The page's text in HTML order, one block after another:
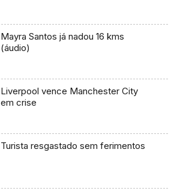
Mayra Santos já nadou 16 kms
(áudio)
Liverpool vence Manchester City
em crise
Turista resgastado sem ferimentos